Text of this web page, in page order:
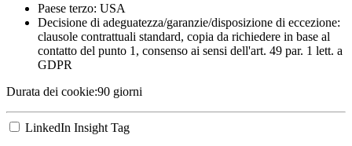
Paese terzo: USA
Decisione di adeguatezza/garanzie/disposizione di eccezione:
clausole contrattuali standard, copia da richiedere in base al
contatto del punto 1, consenso ai sensi dell'art. 49 par. 1 lett. a
GDPR
Durata dei cookie:90 giorni
LinkedIn Insight Tag